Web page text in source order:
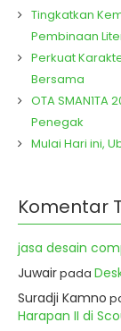
Tingkatkan
Pembinaan
Perkuat
Bersama
OTA
Penegak
Mulai Hari ini,
Komentar
jasa desain
Juwairpada
Suradji Kamno
Harapan II di